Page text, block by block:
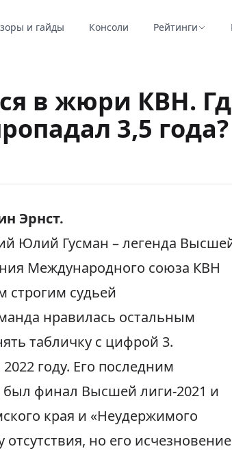
и гайды Консоли Рейтинги
в жюри КВН.
3,5 года?
Эрнст.
Юлий Гусман – легенда
Международного союза КВН
судьей
нравилась остальным
табличку с цифрой 3.
году. Его последним
финал Высшей лиги-2021 и
края и «Неудержимого
но его исчезновение